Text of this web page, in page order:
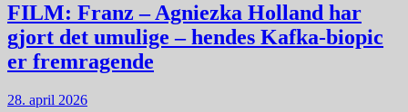
FILM: Franz – Agniezka Holland har
gjort det umulige – hendes Kafka-biopic
er fremragende
28. april 2026